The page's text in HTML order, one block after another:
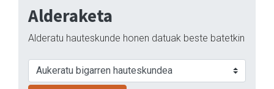
Alderaketa
Alderatu hauteskunde honen datuak beste batetkin